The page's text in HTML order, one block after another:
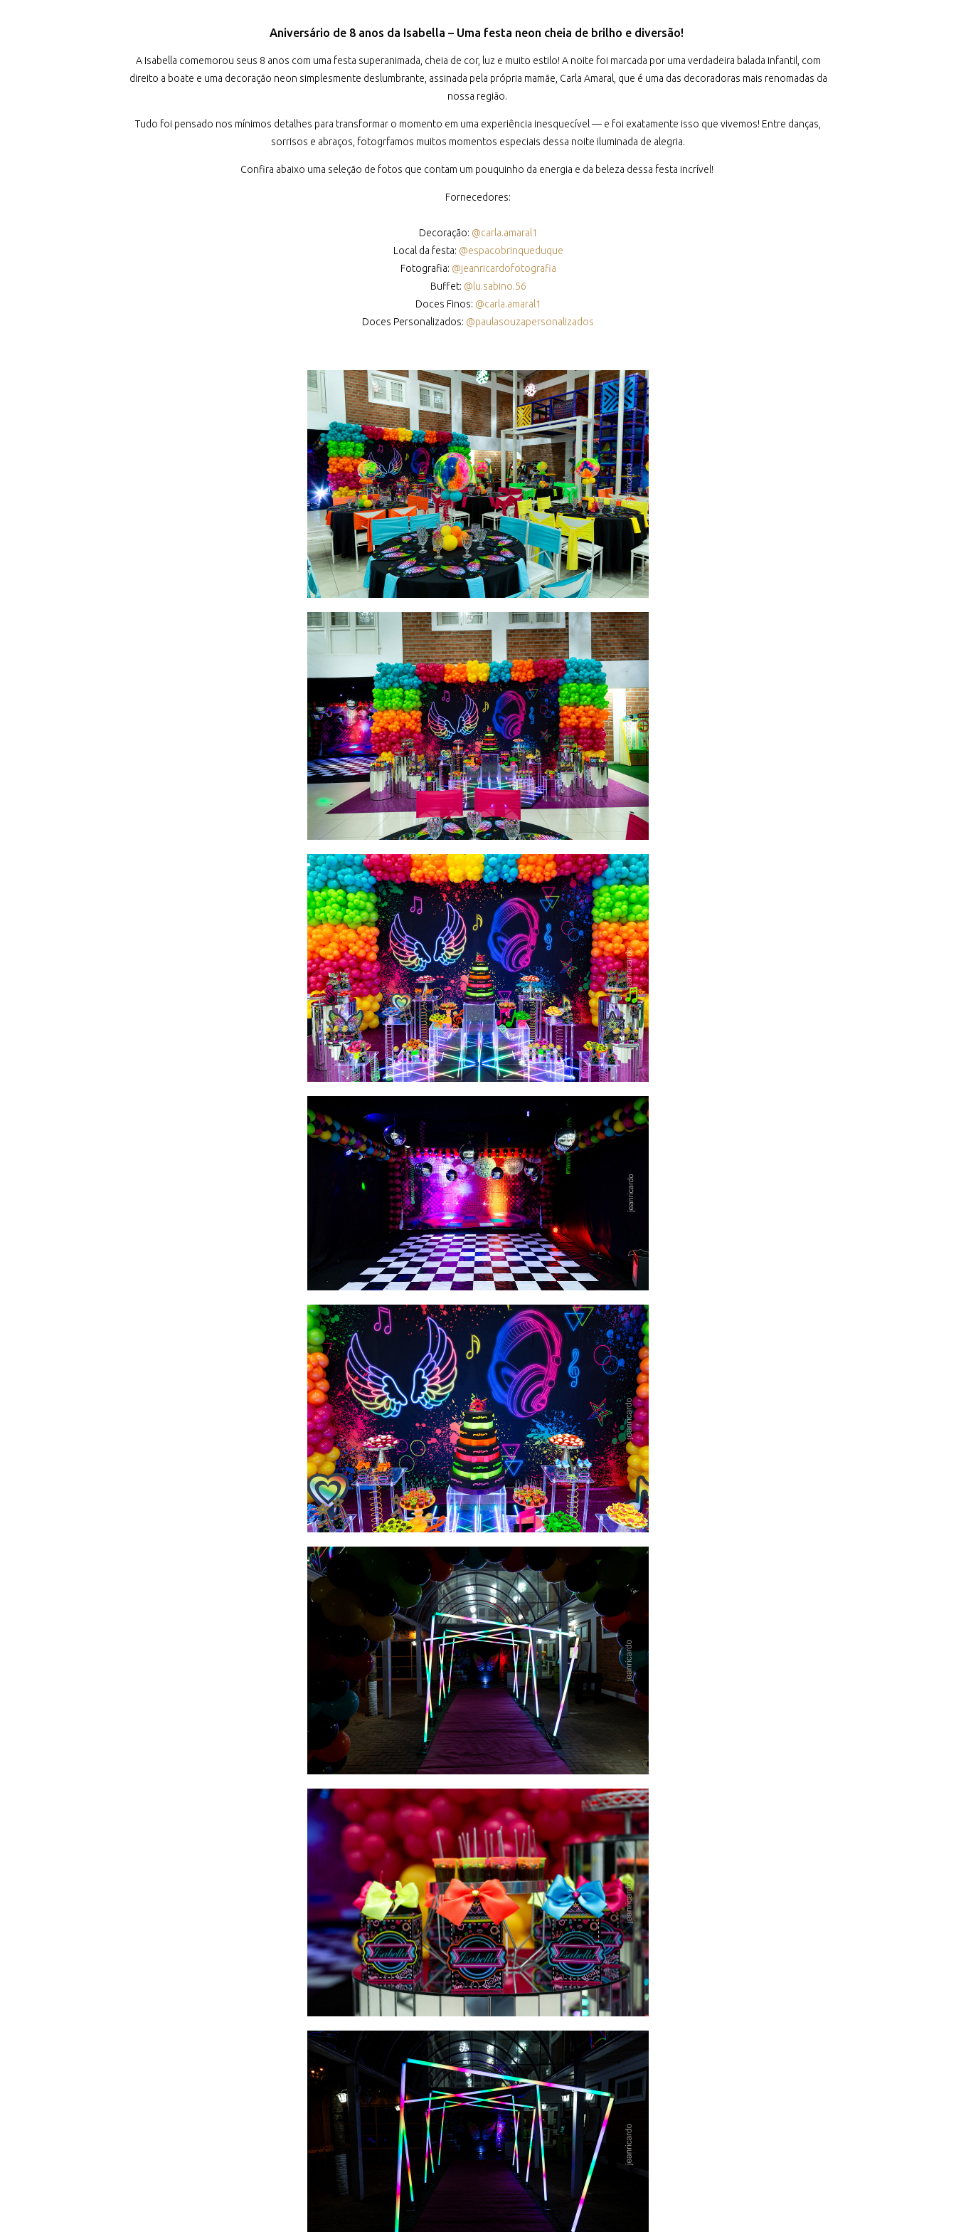
Aniversário de 8 anos da Isabella – Uma festa neon cheia de brilho e diversão!
A Isabella comemorou seus 8 anos com uma festa superanimada, cheia de cor, luz e muito estilo! A noite foi marcada por uma verdadeira balada infantil, com
direito a boate e uma decoração neon simplesmente deslumbrante, assinada pela própria mamãe, Carla Amaral, que é uma das decoradoras mais renomadas da
nossa região.
Tudo foi pensado nos mínimos detalhes para transformar o momento em uma experiência inesquecível — e foi exatamente isso que vivemos! Entre danças,
sorrisos e abraços, fotogrfamos muitos momentos especiais dessa noite iluminada de alegria.
Confira abaixo uma seleção de fotos que contam um pouquinho da energia e da beleza dessa festa incrível!
Fornecedores:
Decoração: @carla.amaral1
Local da festa: @espacobrinqueduque
Fotografia: @jeanricardofotografia
Buffet: @lu.sabino.56
Doces Finos: @carla.amaral1
Doces Personalizados: @paulasouzapersonalizados